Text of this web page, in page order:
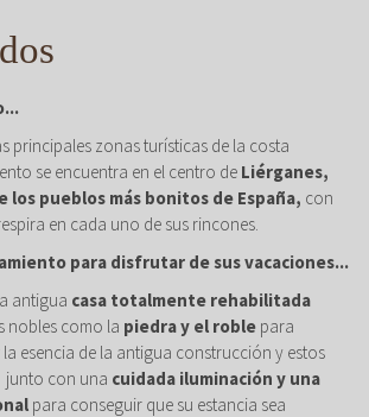
principales zonas turísticas de la costa
se encuentra en el centro de Liérganes,
los pueblos más bonitos de España, con
en cada uno de sus rincones.
para disfrutar de sus vacaciones...
antigua casa totalmente rehabilitada
nobles como la piedra y el roble para
esencia de la antigua construcción y estos
junto con una cuidada iluminación y una
para conseguir que su estancia sea